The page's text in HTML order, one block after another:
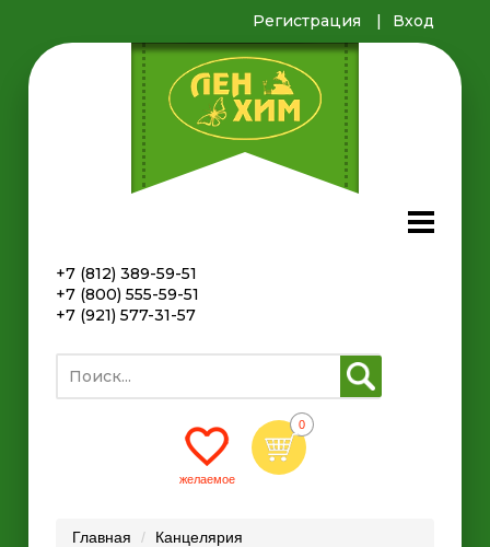
Регистрация Вход
+7 (812) 389-59-51
+7 (800) 555-59-51
+7 (921) 577-31-57
Главная
Канцелярия